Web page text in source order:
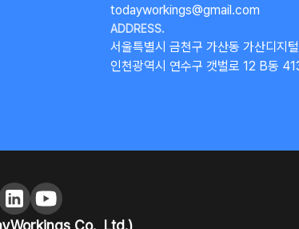
todayworkings@gmail.com
ADDRESS.
서울특별시 금천구 가산동 가산디지
인천광역시 연수구 갯벌로 12 B동
Co., Ltd.)